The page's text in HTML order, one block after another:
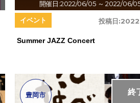
開催日:2022/06/05 ～ 2022/06/
投稿日:
イベント
Summer JAZZ Concert
終
豊岡市